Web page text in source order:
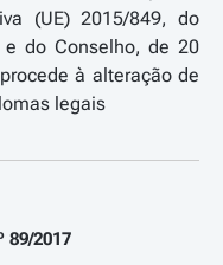
(UE) 2015/849, do
e do Conselho, de 20
à alteração de
legais
89/2017